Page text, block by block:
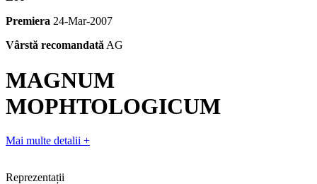
Premiera 24-Mar-2007
Vârstă recomandată AG
MAGNUM
MOPHTOLOGICUM
Mai multe detalii +
Reprezentații